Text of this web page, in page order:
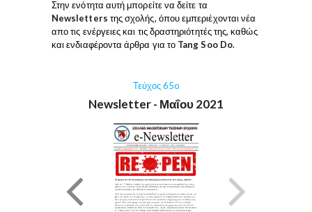
Στην ενότητα αυτή μπορείτε να δείτε τα
Newsletters της σχολής, όπου εμπεριέχονται νέα
απο τις ενέργειες και τις δραστηριότητές της, καθώς
και ενδιαφέροντα άρθρα για το Tang Soo Do.
Τεύχος 65o
Newsletter - Μαΐου 2021